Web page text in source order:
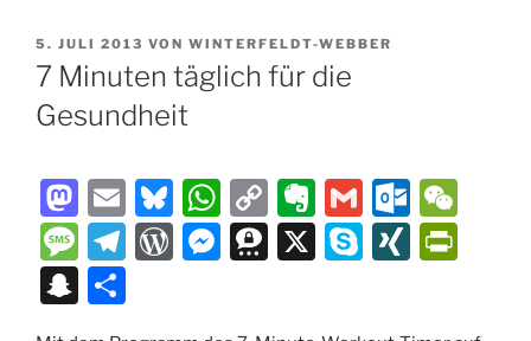
VERÖFFENTLICHT
AM
5. JULI 2013 VON WINTERFELDT-WEBBER
7 Minuten täglich für die
Gesundheit
M
a
st
o
E
m
ai
Bl
u
e
W
h
at
C
o
p
E
v
er
G
m
ai
O
ut
lo
M
e
ss
T
W M T
X
S
XI
S